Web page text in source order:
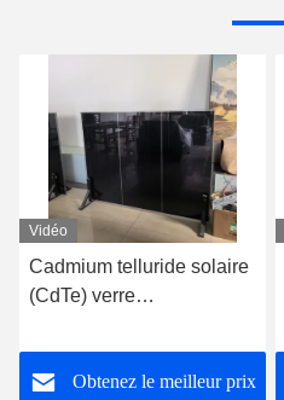
Vidéo
Cadmium telluride solaire
(CdTe) verre
matériau semi-conducteur
pour la conversion
Obtenez le meilleur prix